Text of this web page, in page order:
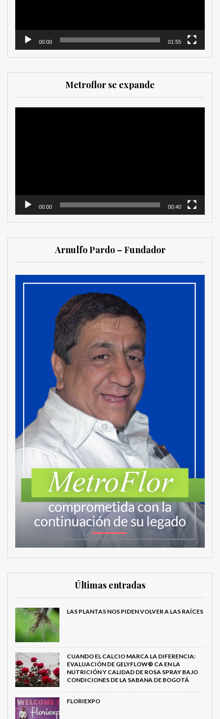
00:00 01:55
Metroflor se expande
00:00 00:40
Arnulfo Pardo – Fundador
Últimas entradas
LAS PLANTAS NOS PIDEN VOLVER A LAS RAÍCES
CUANDO EL CALCIO MARCA LA DIFERENCIA:
EVALUACIÓN DE GELYFLOW® CA EN LA
NUTRICIÓN Y CALIDAD DE ROSA SPRAY BAJO
CONDICIONES DE LA SABANA DE BOGOTÁ
FLORIEXPO